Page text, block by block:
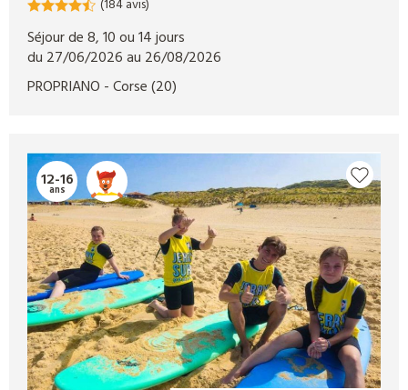
(184 avis)
Séjour de 8, 10 ou 14 jours
du 27/06/2026 au 26/08/2026
PROPRIANO - Corse(20)
12-16
ans